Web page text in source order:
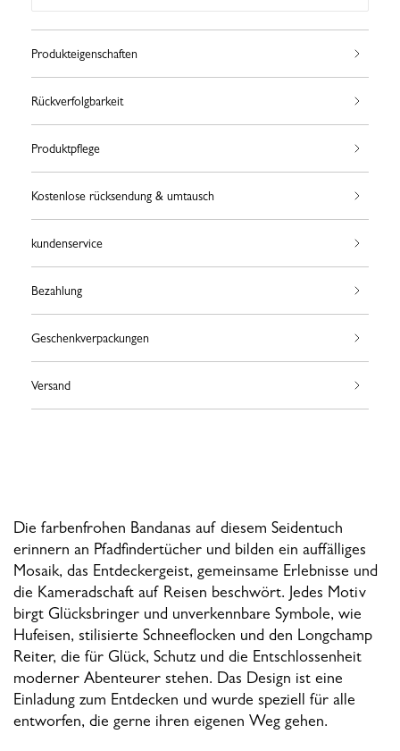
Produkteigenschaften
Rückverfolgbarkeit
Produktpflege
Kostenlose rücksendung & umtausch
kundenservice
Bezahlung
Geschenkverpackungen
Versand
Die farbenfrohen Bandanas auf diesem Seidentuch
erinnern an Pfadfindertücher und bilden ein auffälliges
Mosaik, das Entdeckergeist, gemeinsame Erlebnisse und
die Kameradschaft auf Reisen beschwört. Jedes Motiv
birgt Glücksbringer und unverkennbare Symbole, wie
Hufeisen, stilisierte Schneeflocken und den Longchamp
Reiter, die für Glück, Schutz und die Entschlossenheit
moderner Abenteurer stehen. Das Design ist eine
Einladung zum Entdecken und wurde speziell für alle
entworfen, die gerne ihren eigenen Weg gehen.